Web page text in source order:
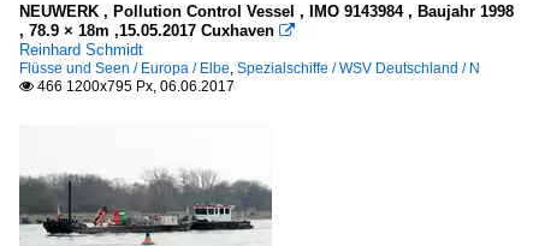
NEUWERK , Pollution Control Vessel , IMO 9143984 , Baujahr 1998
, 78.9 × 18m ,15.05.2017 Cuxhaven 
Reinhard Schmidt
Flüsse und Seen / Europa / Elbe, Spezialschiffe / WSV Deutschland / N
 466 1200x795 Px, 06.06.2017